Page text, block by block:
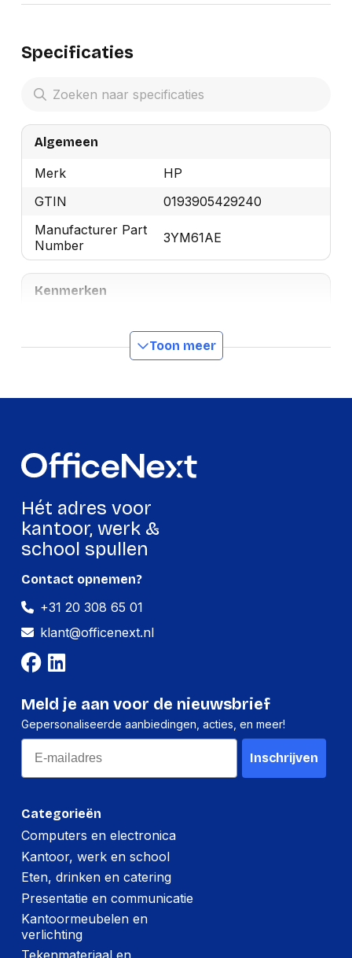
Specificaties
Algemeen
Merk
HP
GTIN
0193905429240
Manufacturer Part
Number
3YM61AE
Kenmerken
Inkttype
Inkt op pigmentbasis
Merkcompatibiliteit
HP
Land van herkomst
Compatibiliteit
Volume zwarte inkt
Paginaopbrengst
Logistieke gegevens
Code
geharmoniseerd
84439990
Technische details
Inhoud
Original Ink Cartridge
Verpakking
Toon meer
Hét adres voor
kantoor, werk &
school spullen
Categorieën
Computers en electronica
Kantoor, werk en school
Eten, drinken en catering
Presentatie en communicatie
Kantoormeubelen en
verlichting
Contact opnemen?
+31 20 308 65 01
klant@officenext.nl
Meld je aan voor de nieuwsbrief
Gepersonaliseerde aanbiedingen, acties, en meer!
Email
Inschrijven